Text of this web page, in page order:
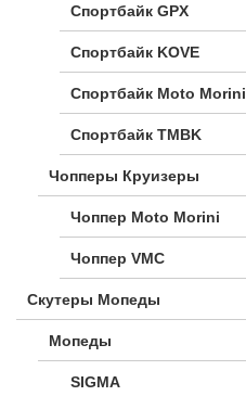
Спортбайк GPX
Спортбайк KOVE
Спортбайк Moto Morini
Спортбайк TMBK
Чопперы Круизеры
Чоппер Moto Morini
Чоппер VMC
Скутеры Мопеды
Мопеды
SIGMA